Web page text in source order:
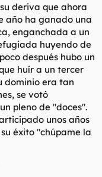
deriva que ahora
año ha ganado una
enganchada a un
huyendo de
después hubo un
huír a un tercer
dominio era tan
se votó
pleno de "doces".
unos años
éxito "chúpame la